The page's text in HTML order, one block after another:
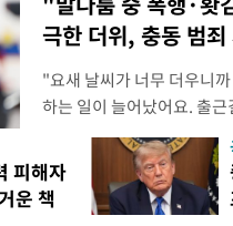
극한 더위, 충동 범
"요새 날씨가 너무 더우니
하는 일이 늘어났어요. 출
거나, 누가 길을 막고 서
(40대 직장인 A씨) 유례없
에도 쉽게 짜증을 내거나
있다. 높은 기온과 습도가
피해자
운 책